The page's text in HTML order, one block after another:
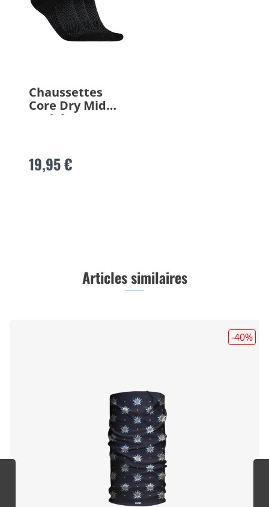
Chaussettes
Core Dry Mid
pack à 3
19,95 €
Articles similaires
-40%